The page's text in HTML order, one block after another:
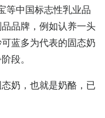
等中国标志性乳业品
品牌，例如认养一头
蓝多为代表的固态奶
段。
奶，也就是奶酪，已